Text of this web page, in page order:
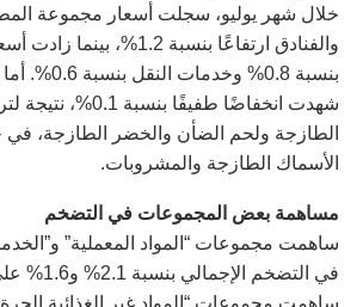
خلال شهر يوليو، سجلت أسعار مجموعة
والفنادق ارتفاعًا بنسبة
بنسبة 0.8%
شهدت انخفاضًا طفيفًا
الطازجة ولحم الضأن والخضر الطازجة، في
الأسماك الطازجة والمشروبات.
مساهمة بعض المجموعات في التضخم
ساهمت مجموعات “المواد المعملية”
في التضخم